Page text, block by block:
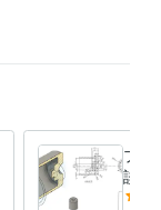
プラ
談承
の際